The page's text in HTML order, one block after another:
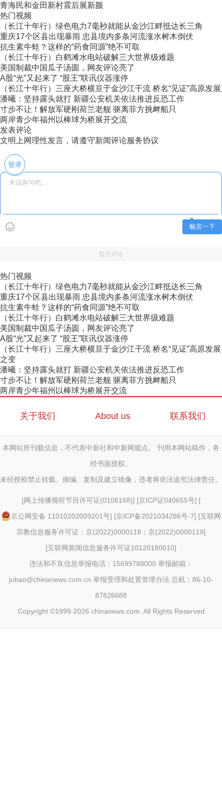
青海民和金田新村震后展新颜
热门视频
（长江十年行）绿色电力7毫秒就能从金沙江畔抵达长三角
重庆17个区县出现暴雨 忠县境内多条河流涨水树木倒伏
抗生素牛蛙？这样的“药食同源”绝不可取
（长江十年行）白鹤滩水电站破解三大世界级难题
美国制裁中国瓜子汤圆，网友评论亮了
A股“光”又起来了 “股王”联讯仪器涨停
（长江十年行）三座大桥横亘于金沙江干流 桥名“见证”高原发
潘曦：坚持露头就打 新疆公安机关依法推进反恐工作
寸步不让！解放军硬刚荷兰老舰 驱离菲方挑衅船只
两岸青少年福州以棒球为桥展开交流
发表评论
文明上网理性发言，请遵守新闻评论服务协议
登录
畅言一下
暂无评论
热门视频
（长江十年行）绿色电力7毫秒就能从金沙江畔抵达长三角
重庆17个区县出现暴雨 忠县境内多条河流涨水树木倒伏
抗生素牛蛙？这样的“药食同源”绝不可取
（长江十年行）白鹤滩水电站破解三大世界级难题
美国制裁中国瓜子汤圆，网友评论亮了
A股“光”又起来了 “股王”联讯仪器涨停
（长江十年行）三座大桥横亘于金沙江干流 桥名“见证”高原发展
之变
潘曦：坚持露头就打 新疆公安机关依法推进反恐工作
寸步不让！解放军硬刚荷兰老舰 驱离菲方挑衅船只
两岸青少年福州以棒球为桥展开交流
关于我们 About us 联系我们
本网站所刊载信息，不代表中新社和中新网观点。 刊用本网站稿件，务
经书面授权。
未经授权禁止转载、摘编、复制及建立镜像，违者将依法追究法律责任。
[网上传播视听节目许可证(0106168)] [京ICP证040655号] [
京公网安备 11010202009201号] [京ICP备2021034286号-7] [互联网
宗教信息服务许可证：京(2022)0000118；京(2022)0000119]
[互联网新闻信息服务许可证10120180010]
违法和不良信息举报电话：15699788000 举报邮箱：
jubao@chinanews.com.cn 举报受理和处置管理办法 总机：86-10-
87826688
Copyright ©1999-2026 chinanews.com. All Rights Reserved